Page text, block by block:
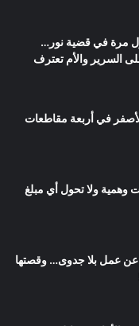
مرة في قضية نور…
السرير والأم تعترف
في أربعة مقاطعات
وهمية ولا تحول أي مبلغ
عمل بلا جدوى… وقصتها